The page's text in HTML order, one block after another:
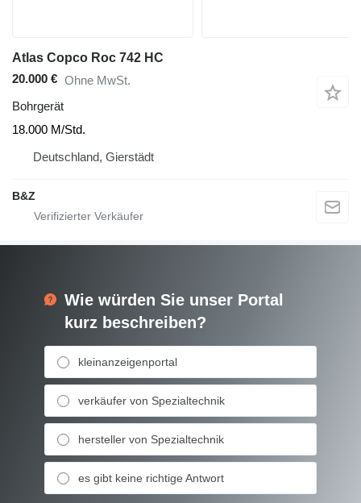
Atlas Copco Roc 742 HC
20.000 € Ohne MwSt.
Bohrgerät
18.000 M/Std.
Deutschland, Gierstädt
B&Z
Wie würden Sie unser Portal
kurz beschreiben?
kleinanzeigenportal
verkäufer von Spezialtechnik
hersteller von Spezialtechnik
es gibt keine richtige Antwort